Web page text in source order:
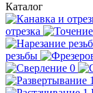
Каталог
отрезка
резьбы